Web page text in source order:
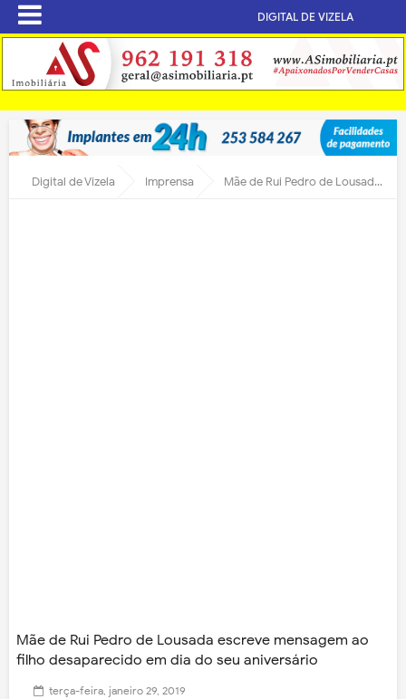
DIGITAL DE VIZELA
Digital de Vizela Imprensa Mãe de Rui Pedro de Lousada escreve mensagem ao filho desaparecido em dia do seu aniversário
Mãe de Rui Pedro de Lousada escreve mensagem ao
filho desaparecido em dia do seu aniversário
terça-feira, janeiro 29, 2019